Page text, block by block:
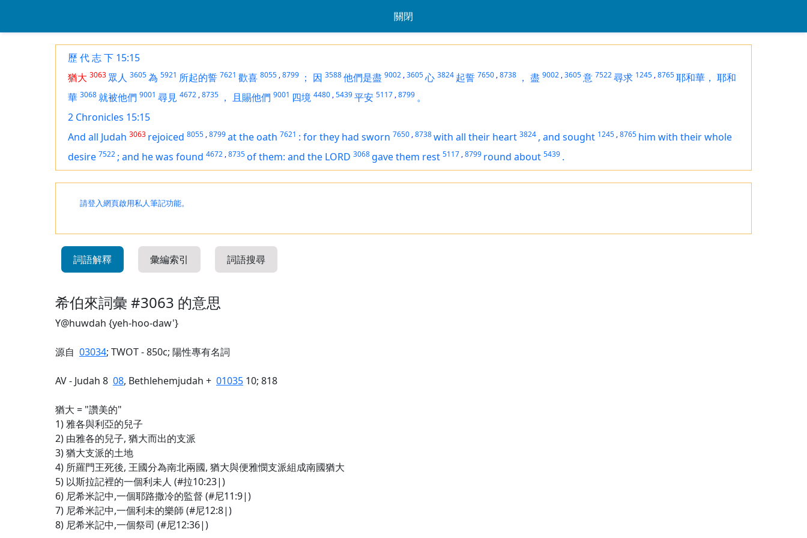
關閉
歷 代 志 下 15:15
猶大 3063 眾人 3605為 5921 所起的誓 7621 歡喜 8055 ,8799 ； 因 3588他們是盡 9002 ,3605心 3824 起誓 7650 ,8738 ， 盡 9002 ,3605意 7522尋求 1245 ,8765耶和華， 耶和
華 3068就被他們 9001 尋見 4672 ,8735 ， 且賜他們 9001 四境 4480 ,5439平安 5117 ,8799 。
2 Chronicles 15:15
And all Judah 3063 rejoiced 8055 ,8799at the oath 7621 : for they had sworn 7650 ,8738with all their heart 3824 , and sought 1245 ,8765 him with their whole
desire 7522 ; and he was found 4672 ,8735of them: and the LORD 3068 gave them rest 5117 ,8799 round about 5439 .
請登入網頁啟用私人筆記功能。
詞語解釋 彙編索引 詞語搜尋
希伯來詞彙 #3063 的意思
Y@huwdah {yeh-hoo-daw'}
源自 03034; TWOT - 850c; 陽性專有名詞
AV - Judah 8 08, Bethlehemjudah + 01035 10; 818
猶大 = "讚美的"
1) 雅各與利亞的兒子
2) 由雅各的兒子, 猶大而出的支派
3) 猶大支派的土地
4) 所羅門王死後, 王國分為南北兩國, 猶大與便雅憫支派組成南國猶大
5) 以斯拉記裡的一個利未人 (#拉10:23|)
6) 尼希米記中,一個耶路撒冷的監督 (#尼11:9|)
7) 尼希米記中,一個利未的樂師 (#尼12:8|)
8) 尼希米記中,一個祭司 (#尼12:36|)